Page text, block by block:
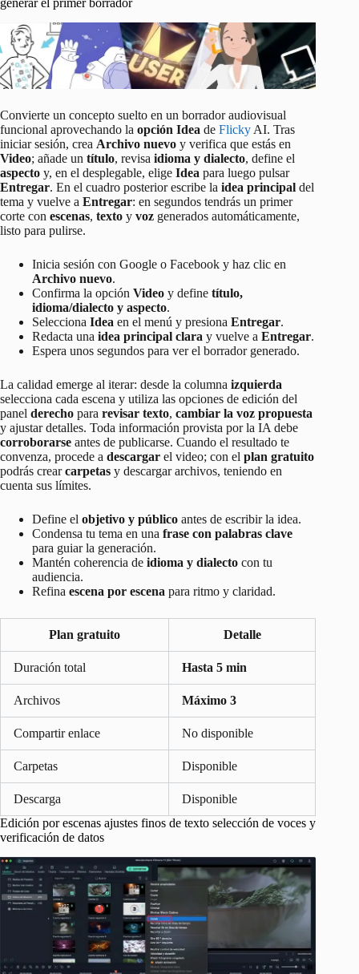
Convierte un concepto suelto en un borrador audiovisual
funcional aprovechando la opción Idea de Flicky AI. Tras
iniciar sesión, crea Archivo nuevo y verifica que estás en
Video; añade un título, revisa idioma y dialecto, define el
aspecto y, en el desplegable, elige Idea para luego pulsar
Entregar. En el cuadro posterior escribe la idea principal del
tema y vuelve a Entregar: en segundos tendrás un primer
corte con escenas, texto y voz generados automáticamente,
listo para pulirse.
Inicia sesión con Google o Facebook y haz clic en
Archivo nuevo.
Confirma la opción Video y define título,
idioma/dialecto y aspecto.
Selecciona Idea en el menú y presiona Entregar.
Redacta una idea principal clara y vuelve a Entregar.
Espera unos segundos para ver el borrador generado.
La calidad emerge al iterar: desde la columna izquierda
selecciona cada escena y utiliza las opciones de edición del
panel derecho para revisar texto, cambiar la voz propuesta
y ajustar detalles. Toda información provista por la IA debe
corroborarse antes de publicarse. Cuando el resultado te
convenza, procede a descargar el video; con el plan gratuito
podrás crearcarpetas y descargar archivos, teniendo en
cuenta sus límites.
Define el objetivo y público antes de escribir la idea.
Condensa tu tema en una frase con palabras clave
para guiar la generación.
Mantén coherencia de idioma y dialecto con tu
audiencia.
Refina escena por escena para ritmo y claridad.
Plan gratuito Detalle
Duración total Hasta 5 min
Archivos Máximo 3
Compartir enlace No disponible
Carpetas Disponible
Descarga
Disponible
Edición por escenas ajustes finos de texto selección de voces y
verificación de datos